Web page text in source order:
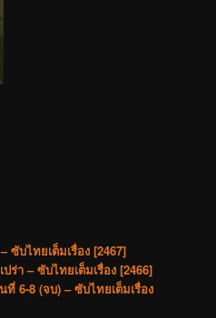
ซับไทยเต็มเรื่อง [2467]
ร่า – ซับไทยเต็มเรื่อง [2466]
6-8 (จบ) – ซับไทยเต็มเรื่อง